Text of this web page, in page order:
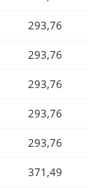
293,76
293,76
293,76
293,76
293,76
371,49